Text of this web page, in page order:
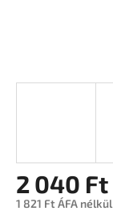
2 040 Ft
1 821 Ft ÁFA nélkül